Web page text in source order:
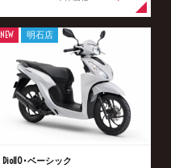
Dio110･ベーシック
NEW 明石店